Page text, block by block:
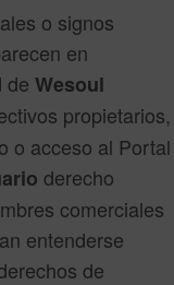
o signos
en
deWesoul
propietarios,
o acceso al Portal
derecho
comerciales
entenderse
de